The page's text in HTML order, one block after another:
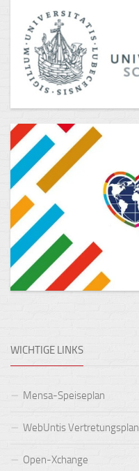
WICHTIGE LINKS
Mensa-Speiseplan
WebUntis Vertretungsplan
Open-Xchange